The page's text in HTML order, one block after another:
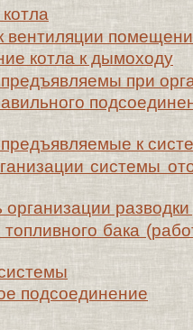
вентиляции
котла к дымоходу
при
к
системы
бака
подсоединение